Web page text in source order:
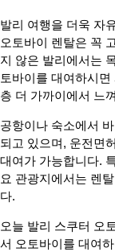
발리 여행을 더욱 자
오토바이 렌탈은 꼭
지 않은 발리에서는
토바이를 대여하시
층 더 가까이에서 느
공항이나 숙소에서
되고 있으며, 운전면
대여가 가능합니다.
요 관광지에서는 렌
다.
오늘 발리 스쿠터 오
서 오토바이를 대여